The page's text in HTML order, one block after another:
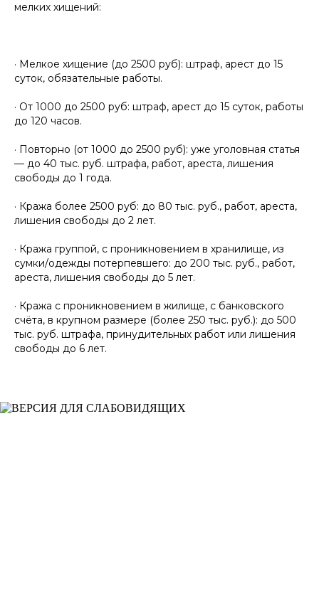
мелких хищений:
· Мелкое хищение (до 2500 руб): штраф, арест до 15
суток, обязательные работы.
· От 1000 до 2500 руб: штраф, арест до 15 суток, работы
до 120 часов.
· Повторно (от 1000 до 2500 руб): уже уголовная статья
— до 40 тыс. руб. штрафа, работ, ареста, лишения
свободы до 1 года.
· Кража более 2500 руб: до 80 тыс. руб., работ, ареста,
лишения свободы до 2 лет.
· Кража группой, с проникновением в хранилище, из
сумки/одежды потерпевшего: до 200 тыс. руб., работ,
ареста, лишения свободы до 5 лет.
· Кража с проникновением в жилище, с банковского
счёта, в крупном размере (более 250 тыс. руб.): до 500
тыс. руб. штрафа, принудительных работ или лишения
свободы до 6 лет.